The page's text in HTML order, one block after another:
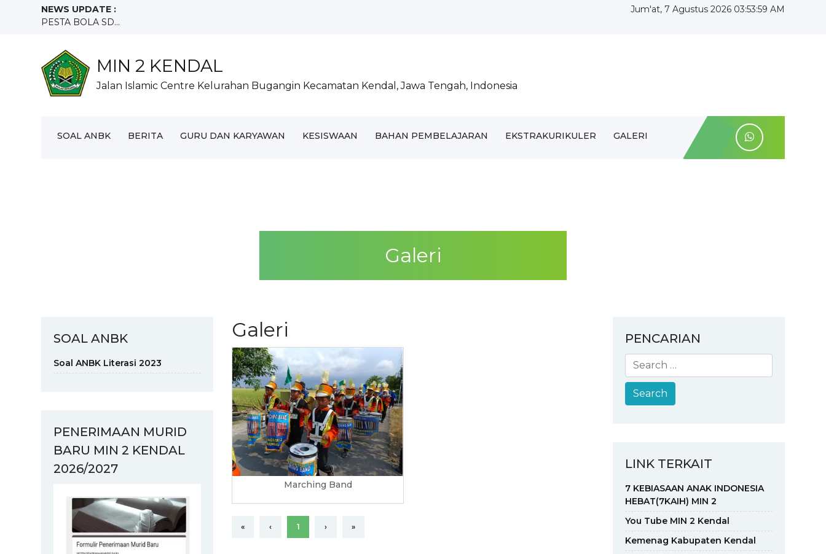
NEWS UPDATE :
PESTA BOLA SD...
Partisipasi MIN 2 Kendal Dalam Rangka Penanaman 4000 Pohon...
SANTUNAN SURONAN...
KELULUSAN MIN 2 KENDAL...
HARI LAHIR PANCASILA...
Hari Kebangkitan Nasional (Harkitnas)...
RAKER MIN 2 KENDAL TAHUN 2026/2027...
Jum'at, 7 Agustus 2026 03:53:59 AM
MIN 2 KENDAL
Jalan Islamic Centre Kelurahan Bugangin Kecamatan Kendal, Jawa Tengah, Indonesia
SOAL ANBK BERITA GURU DAN KARYAWAN KESISWAAN BAHAN PEMBELAJARAN EKSTRAKURIKULER GALERI
Galeri
SOAL ANBK
Soal ANBK Literasi 2023
PENERIMAAN MURID
BARU MIN 2 KENDAL
2026/2027
Galeri
Marching Band
« ‹ 1 › »
PENCARIAN
LINK TERKAIT
7 KEBIASAAN ANAK INDONESIA
HEBAT(7KAIH) MIN 2
You Tube MIN 2 Kendal
Kemenag Kabupaten Kendal